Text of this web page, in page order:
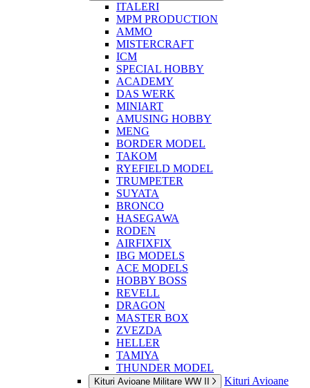
ITALERI
MPM PRODUCTION
AMMO
MISTERCRAFT
ICM
SPECIAL HOBBY
ACADEMY
DAS WERK
MINIART
AMUSING HOBBY
MENG
BORDER MODEL
TAKOM
RYEFIELD MODEL
TRUMPETER
SUYATA
BRONCO
HASEGAWA
RODEN
AIRFIXFIX
IBG MODELS
ACE MODELS
HOBBY BOSS
REVELL
DRAGON
MASTER BOX
ZVEZDA
HELLER
TAMIYA
THUNDER MODEL
Kituri Avioane Militare WW II
Kituri Avioane